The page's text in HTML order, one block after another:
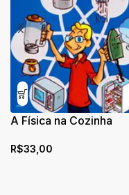
A Física na Cozinha
R$33,00